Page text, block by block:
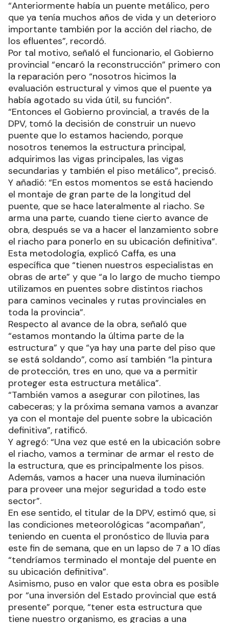
“Anteriormente había un puente metálico, pero
que ya tenía muchos años de vida y un deterioro
importante también por la acción del riacho, de
los efluentes”, recordó.
Por tal motivo, señaló el funcionario, el Gobierno
provincial “encaró la reconstrucción” primero con
la reparación pero “nosotros hicimos la
evaluación estructural y vimos que el puente ya
había agotado su vida útil, su función”.
“Entonces el Gobierno provincial, a través de la
DPV, tomó la decisión de construir un nuevo
puente que lo estamos haciendo, porque
nosotros tenemos la estructura principal,
adquirimos las vigas principales, las vigas
secundarias y también el piso metálico”, precisó.
Y añadió: “En estos momentos se está haciendo
el montaje de gran parte de la longitud del
puente, que se hace lateralmente al riacho. Se
arma una parte, cuando tiene cierto avance de
obra, después se va a hacer el lanzamiento sobre
el riacho para ponerlo en su ubicación definitiva”.
Esta metodología, explicó Caffa, es una
específica que “tienen nuestros especialistas en
obras de arte” y que “a lo largo de mucho tiempo
utilizamos en puentes sobre distintos riachos
para caminos vecinales y rutas provinciales en
toda la provincia”.
Respecto al avance de la obra, señaló que
“estamos montando la última parte de la
estructura” y que “ya hay una parte del piso que
se está soldando”, como así también “la pintura
de protección, tres en uno, que va a permitir
proteger esta estructura metálica”.
“También vamos a asegurar con pilotines, las
cabeceras; y la próxima semana vamos a avanzar
ya con el montaje del puente sobre la ubicación
definitiva”, ratificó.
Y agregó: “Una vez que esté en la ubicación sobre
el riacho, vamos a terminar de armar el resto de
la estructura, que es principalmente los pisos.
Además, vamos a hacer una nueva iluminación
para proveer una mejor seguridad a todo este
sector”.
En ese sentido, el titular de la DPV, estimó que, si
las condiciones meteorológicas “acompañan”,
teniendo en cuenta el pronóstico de lluvia para
este fin de semana, que en un lapso de 7 a 10 días
“tendríamos terminado el montaje del puente en
su ubicación definitiva”.
Asimismo, puso en valor que esta obra es posible
por “una inversión del Estado provincial que está
presente” porque, “tener esta estructura que
tiene nuestro organismo, es gracias a una